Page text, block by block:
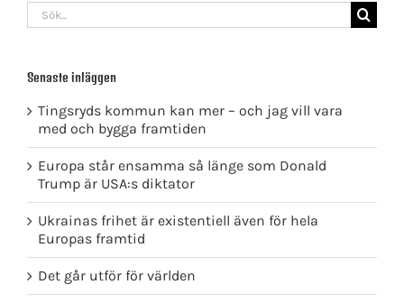
Sök
efter:
Senaste inläggen
Tingsryds kommun kan mer – och jag vill vara
med och bygga framtiden
Europa står ensamma så länge som Donald
Trump är USA:s diktator
Ukrainas frihet är existentiell även för hela
Europas framtid
Det går utför för världen